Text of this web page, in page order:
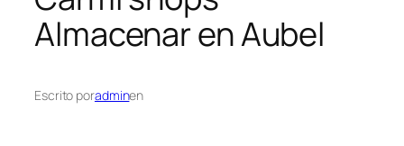
Almacenar en Aubel
Escrito poradminen